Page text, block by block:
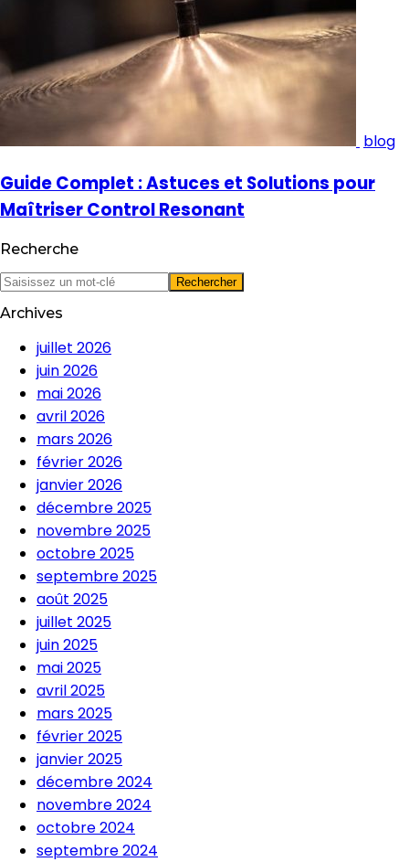
blog
Guide Complet : Astuces et Solutions pour
Maîtriser Control Resonant
Recherche
Archives
juillet 2026
juin 2026
mai 2026
avril 2026
mars 2026
février 2026
janvier 2026
décembre 2025
novembre 2025
octobre 2025
septembre 2025
août 2025
juillet 2025
juin 2025
mai 2025
avril 2025
mars 2025
février 2025
janvier 2025
décembre 2024
novembre 2024
octobre 2024
septembre 2024